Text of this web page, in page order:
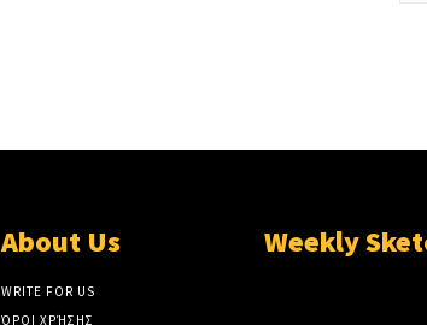
About Us
WRITE FOR US
ΌΡΟΙ ΧΡΉΣΗΣ
Weekly